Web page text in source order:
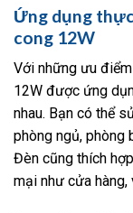
Ứng dụng
cong 12W
Với những ưu
12W được ứng
nhau. Bạn có thể
phòng ngủ, phòng
Đèn cũng thích
mại như cửa hàng,